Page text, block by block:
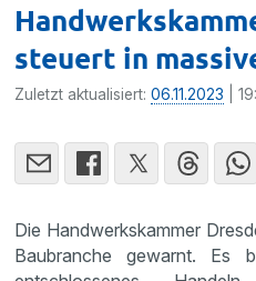
steuert in
Zuletzt aktualisiert:06.11.2023 |
Die Handwerkskammer
Baubranche gewarnt. Es